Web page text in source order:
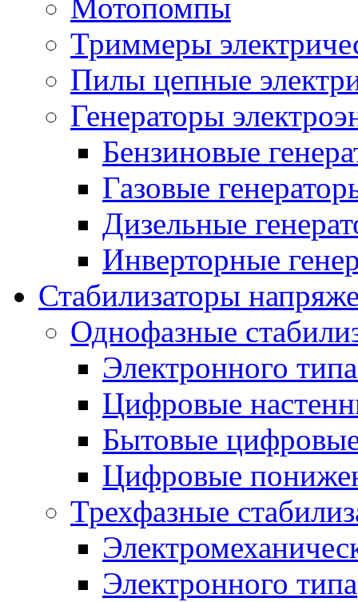
Мотопомпы
Триммеры
Пилы цепные
Генераторы
Бензиновые
Газовые
Дизельные
Инверторные
Стабилизаторы
Однофазные
Электронного
Цифровые
Бытовые
Цифровые
Трехфазные
Электронного типа